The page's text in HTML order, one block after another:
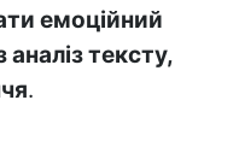
емоційний
тексту,
.